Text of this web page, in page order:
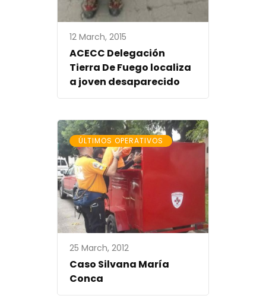
12 March, 2015
ACECC Delegación
Tierra De Fuego localiza
a joven desaparecido
ÚLTIMOS OPERATIVOS
25 March, 2012
Caso Silvana María
Conca